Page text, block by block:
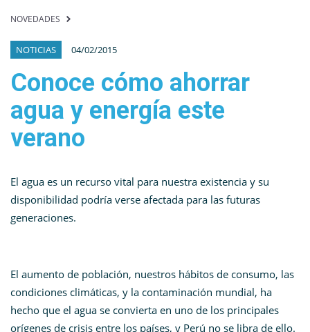
NOVEDADES
NOTICIAS 04/02/2015
Conoce cómo ahorrar
agua y energía este
verano
El agua es un recurso vital para nuestra existencia y su
disponibilidad podría verse afectada para las futuras
generaciones.
El aumento de población, nuestros hábitos de consumo, las
condiciones climáticas, y la contaminación mundial, ha
hecho que el agua se convierta en uno de los principales
orígenes de crisis entre los países, y Perú no se libra de ello.